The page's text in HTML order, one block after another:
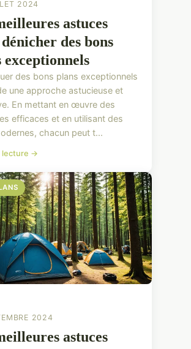
2024
astuces
des bons
exceptionnels
des bons plans exceptionnels
une approche astucieuse et
En mettant en œuvre des
efficaces et en utilisant des
chacun peut t...
lecture →
2024
astuces